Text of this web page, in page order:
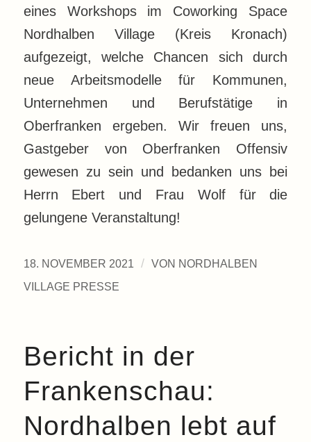
eines Workshops im Coworking Space
Nordhalben Village (Kreis Kronach)
aufgezeigt, welche Chancen sich durch
neue Arbeitsmodelle für Kommunen,
Unternehmen und Berufstätige in
Oberfranken ergeben. Wir freuen uns,
Gastgeber von Oberfranken Offensiv
gewesen zu sein und bedanken uns bei
Herrn Ebert und Frau Wolf für die
gelungene Veranstaltung!
18. NOVEMBER 2021 / VON NORDHALBEN
VILLAGE PRESSE
Bericht in der
Frankenschau:
Nordhalben lebt auf